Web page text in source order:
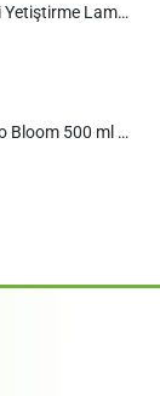
Phlizon L2 COB Led 245 w Bitki Yetiştirme Lambası
Advanced Nutrients Grow Micro Bloom 500 ml Set